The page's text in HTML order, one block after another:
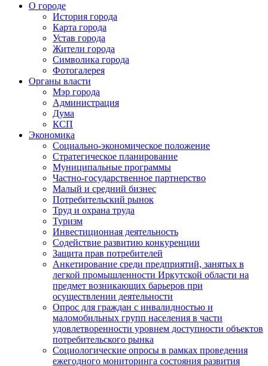
О городе
История города
Карта города
Устав города
Жители города
Символика города
Фотогалерея
Органы власти
Мэр города
Администрация
Дума
КСП
Экономика
Социально-экономическое положение
Стратегическое планирование
Муниципальные программы
Частно-государственное партнерство
Малый и средний бизнес
Потребительский рынок
Труд и охрана труда
Туризм
Инвестиционная деятельность
Содействие развитию конкуренции
Защита прав потребителей
Анкетирование среди предприятий, занятых в
легкой промышленности Иркутской области на
предмет возникающих барьеров при
осуществлении деятельности
Опрос для граждан с инвалидностью и
маломобильных групп населения в части
удовлетворенности уровнем доступности объектов
потребительского рынка
Социологические опросы в рамках проведения
ежегодного мониторинга состояния развития